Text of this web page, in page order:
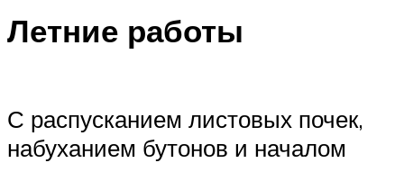
Летние работы
С распусканием листовых почек,
набуханием бутонов и началом